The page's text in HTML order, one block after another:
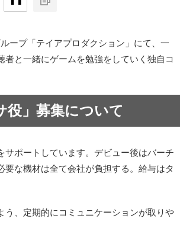
ープ「テイアプロダクション」にて、一
と一緒にゲームを勉強をしていく独自コ
役」募集について
ポートしています。デビュー後はバーチ
な機材は全て会社が負担する。給与はタ
う、定期的にコミュニケーションが取りや